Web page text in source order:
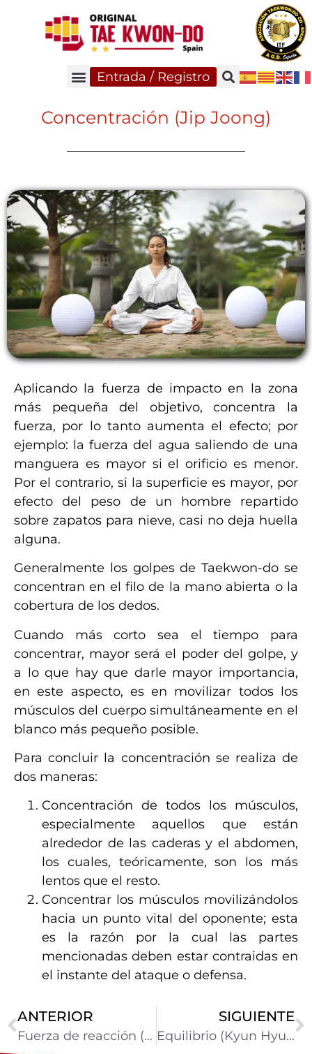
Entrada / Registro
Concentración (Jip Joong)
Aplicando la fuerza de impacto en la zona
más pequeña del objetivo, concentra la
fuerza, por lo tanto aumenta el efecto; por
ejemplo: la fuerza del agua saliendo de una
manguera es mayor si el orificio es menor.
Por el contrario, si la superficie es mayor, por
efecto del peso de un hombre repartido
sobre zapatos para nieve, casi no deja huella
alguna.
Generalmente los golpes de Taekwon-do se
concentran en el filo de la mano abierta o la
cobertura de los dedos.
Cuando más corto sea el tiempo para
concentrar, mayor será el poder del golpe, y
a lo que hay que darle mayor importancia,
en este aspecto, es en movilizar todos los
músculos del cuerpo simultáneamente en el
blanco más pequeño posible.
Para concluir la concentración se realiza de
dos maneras:
Concentración de todos los músculos,
especialmente aquellos que están
alrededor de las caderas y el abdomen,
los cuales, teóricamente, son los más
lentos que el resto.
Concentrar los músculos movilizándolos
hacia un punto vital del oponente; esta
es la razón por la cual las partes
mencionadas deben estar contraidas en
el instante del ataque o defensa.
ANTERIOR
Fuerza de reacción (Bandong Riok)
SIGUIENTE
Equilibrio (Kyun Hyung)